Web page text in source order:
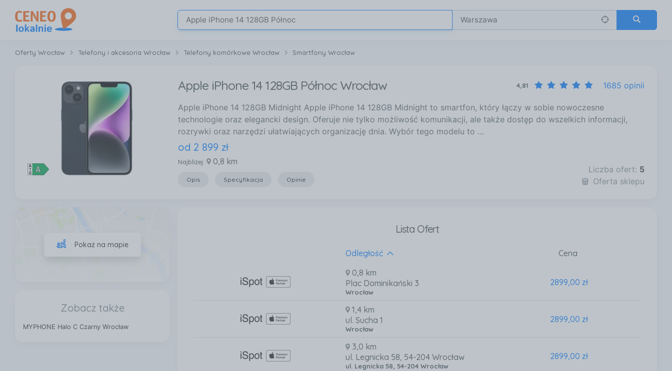
Oferty Wrocław Telefony i akcesoria Wrocław Telefony komórkowe Wrocław Smartfony Wrocław
Apple iPhone 14 128GB Północ Wrocław 4,81 1685 opinii
Apple iPhone 14 128GB Midnight Apple iPhone 14 128GB Midnight to smartfon, który łączy w sobie nowoczesne
technologie oraz elegancki design. Oferuje nie tylko możliwość komunikacji, ale także dostęp do wszelkich informacji,
rozrywki oraz narzędzi ułatwiających organizację dnia. Wybór tego modelu to …
od 2 899 zł
Najbliżej: 0,8 km
Opis Specyfikacja Opinie
Liczba ofert: 5
Oferta sklepu
Lista Ofert
Odległość
Cena
0,8 km
Plac Dominikański 3
Wrocław
2899,00 zł
1,4 km
ul. Sucha 1
Wrocław
2899,00 zł
3,0 km
ul. Legnicka 58, 54-204 Wrocław
ul. Legnicka 58, 54-204 Wrocław
2899,00 zł
Pokaż na mapie
Zobacz także
MYPHONE Halo C Czarny Wrocław